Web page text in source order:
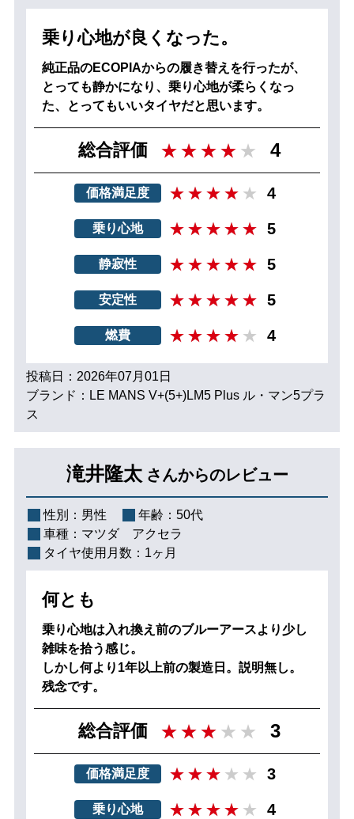
乗り心地が良くなった。
純正品のECOPIAからの履き替えを行ったが、
とっても静かになり、乗り心地が柔らくなっ
た、とってもいいタイヤだと思います。
総合評価 4
価格満足度 4
乗り心地 5
静寂性 5
安定性 5
燃費 4
投稿日：2026年07月01日
ブランド：LE MANS V+(5+)LM5 Plus ル・マン5プラ
ス
滝井隆太 さんからのレビュー
性別： 男性 年齢： 50代
車種： マツダ アクセラ
タイヤ使用月数： 1ヶ月
何とも
乗り心地は入れ換え前のブルーアースより少し
雑味を拾う感じ。
しかし何より1年以上前の製造日。説明無し。
残念です。
総合評価 3
価格満足度 3
乗り心地 4